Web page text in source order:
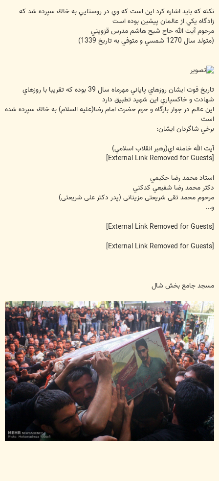
نكته كه بايد اشاره كرد اين است كه وي در روستايي به خاك سپرده شد كه
زادگاه يكي از عالمان پيشين بوده است
مرحوم آيت الله حاج شيح هاشم مدرس قزويني
(متولد سال 1270 شمسي و متوفي به تاريخ 1339)
تاريخ فوت ايشان روزهاي پاياني مهرماه سال 39 بوده كه تقريبا با روزهاي
شهادت و خاكسپاري اين شهيد تطبيق دارد
اين عالم در جوار بارگاه و حرم حضرت امام رضا(عليه السلام) به خاك سپرده شده
است
برخي شاگردان ايشان:
آيت الله خامنه اي(رهبر انقلاب اسلامي)
استاد محمد رضا حكيمي
دكتر محمد رضا شفيعي كدكني
مرحوم محمد تقی شریعتی مزینانی (پدر دکتر علی شریعتی)
و...
مسجد جامع بخش شال